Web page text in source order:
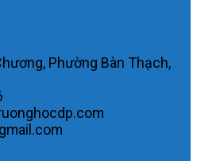
Phường Bàn Thạch,